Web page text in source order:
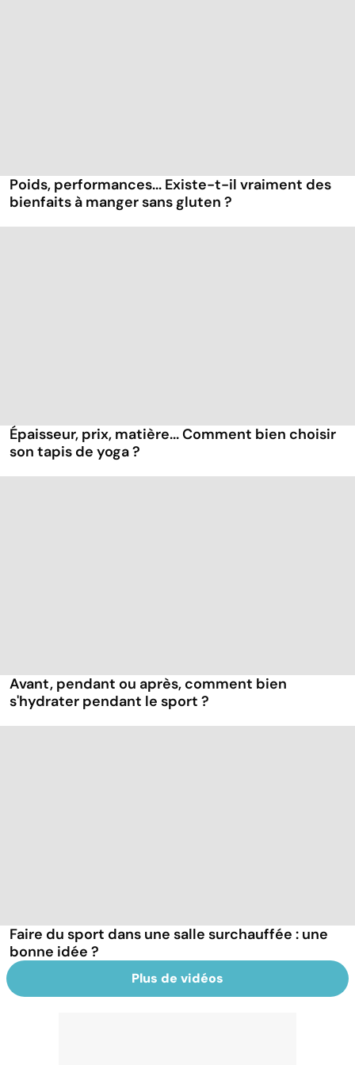
Poids, performances... Existe-t-il vraiment des
bienfaits à manger sans gluten ?
Épaisseur, prix, matière... Comment bien choisir
son tapis de yoga ?
Avant, pendant ou après, comment bien
s'hydrater pendant le sport ?
Faire du sport dans une salle surchauffée : une
bonne idée ?
Plus de vidéos